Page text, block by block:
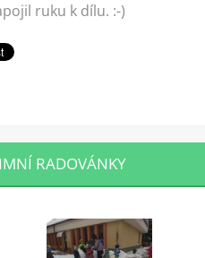
ruku k dílu. :-)
RADOVÁNKY